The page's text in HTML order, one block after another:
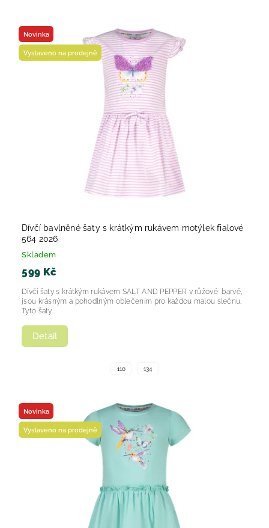
Novinka
Vystaveno na prodejně
Dívčí bavlněné šaty s krátkým rukávem motýlek fialové
564 2026
Skladem
599 Kč
Detail
Dívčí šaty s krátkým rukávem SALT AND PEPPER v růžové barvě,
jsou krásným a pohodlným oblečením pro každou malou slečnu.
Tyto šaty...
110 134
Novinka
Vystaveno na prodejně